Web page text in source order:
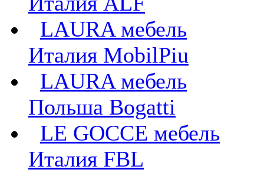
LAURA мебель
Италия MobilPiu
LAURA мебель
Польша Bogatti
LE GOCCE мебель
Италия FBL